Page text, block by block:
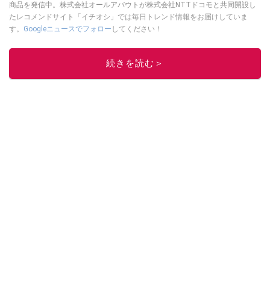
商品を発信中。株式会社オールアバウトが株式会社NTTドコモと共同開設し
たレコメンドサイト「イチオシ」では毎日トレンド情報をお届けしていま
す。 Googleニュースでフォロー してください！
このイチオシストの他の記事を読む
続きを読む＞